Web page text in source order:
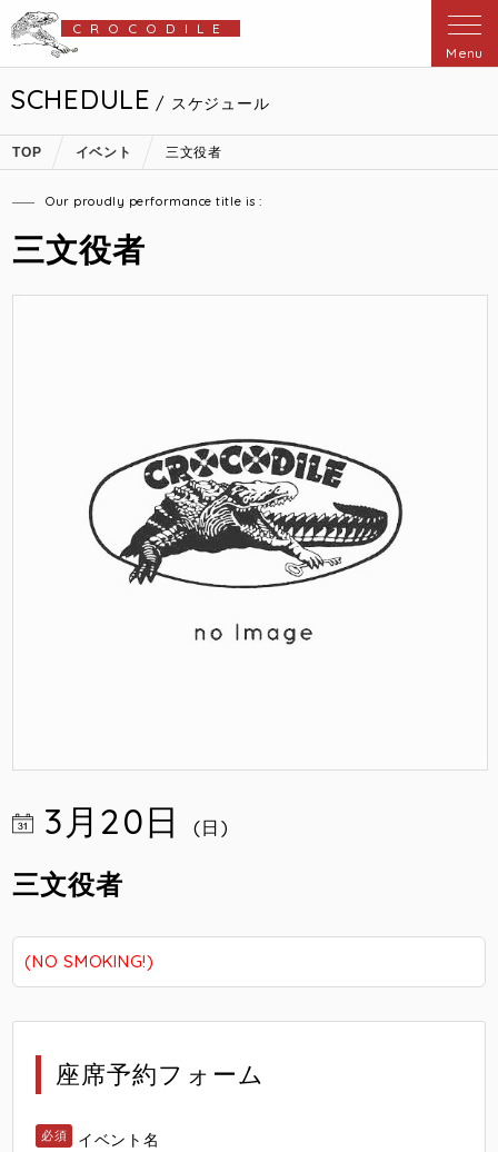
CROCODILE
Menu
SCHEDULE / スケジュール
TOP イベント 三文役者
Our proudly performance title is :
三文役者
3月20日 (日)
三文役者
(NO SMOKING!)
座席予約フォーム
イベント名